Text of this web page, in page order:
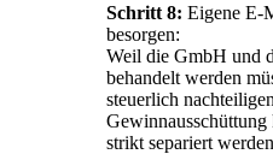
Schritt 8: Eigene E-
besorgen:
Weil die GmbH und
behandelt werden
steuerlich
strikt separiert